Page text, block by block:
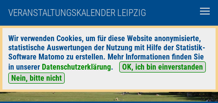
VERANSTALTUNGSKALENDER LEIPZIG
Wir verwenden Cookies, um für diese Website anonymisierte,
statistische Auswertungen der Nutzung mit Hilfe der Statistik-
Software Matomo zu erstellen. Mehr Informationen finden Sie
in unserer Datenschutzerklärung.
OK, ich bin einverstanden
Nein, bitte nicht